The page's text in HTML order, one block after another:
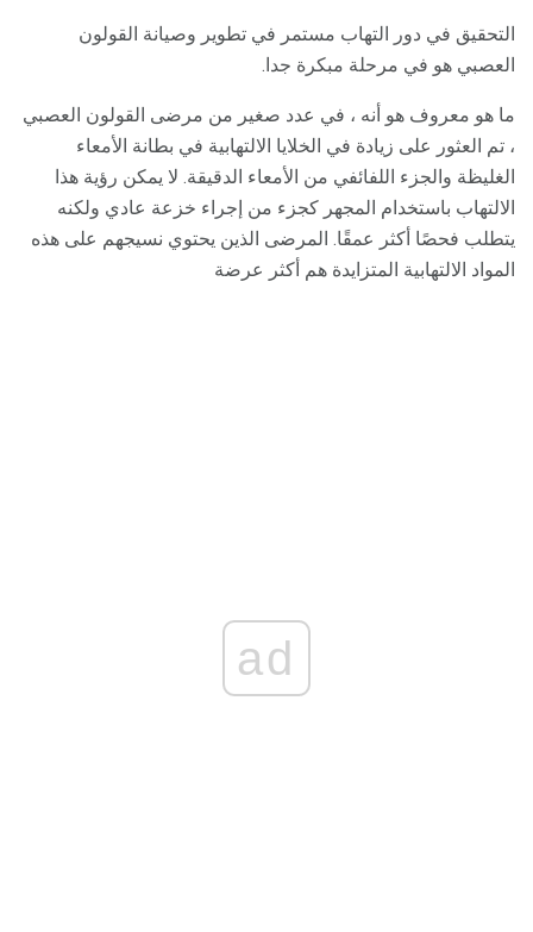
التحقيق في دور التهاب مستمر في تطوير وصيانة القولون
العصبي هو في مرحلة مبكرة جدا.
ما هو معروف هو أنه ، في عدد صغير من مرضى القولون العصبي
، تم العثور على زيادة في الخلايا الالتهابية في بطانة الأمعاء
الغليظة والجزء اللفائفي من الأمعاء الدقيقة. لا يمكن رؤية هذا
الالتهاب باستخدام المجهر كجزء من إجراء خزعة عادي ولكنه
يتطلب فحصًا أكثر عمقًا. المرضى الذين يحتوي نسيجهم على هذه
المواد الالتهابية المتزايدة هم أكثر عرضة
ad